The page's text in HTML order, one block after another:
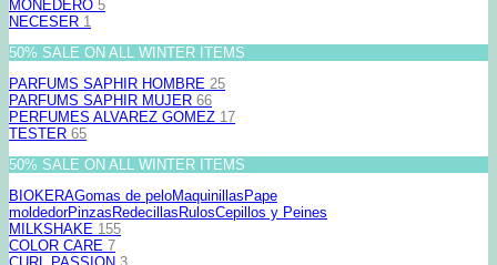
MONEDERO 5
NECESER 1
50% SALE ON ALL WINTER ITEMS
PARFUMS SAPHIR HOMBRE 25
PARFUMS SAPHIR MUJER 66
PERFUMES ALVAREZ GOMEZ 17
TESTER 65
50% SALE ON ALL WINTER ITEMS
BIOKERAGomas de peloMaquinillas Pape
moldedorPinzas Redecillas RulosCepillos y Peines
MILKSHAKE 155
COLOR CARE 7